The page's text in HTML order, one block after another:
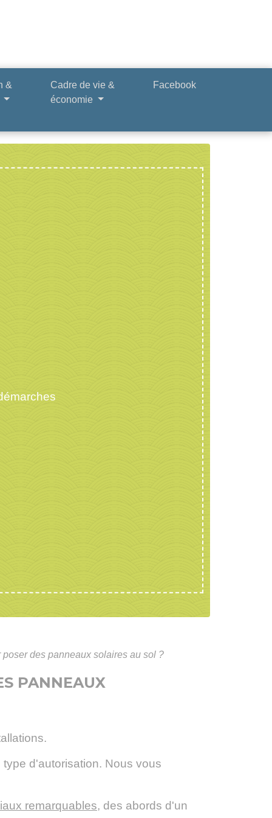
&
Cadre de vie &
économie
Facebook
des panneaux solaires au sol ?
PANNEAUX
d'autorisation. Nous vous
remarquables, des abords d'un